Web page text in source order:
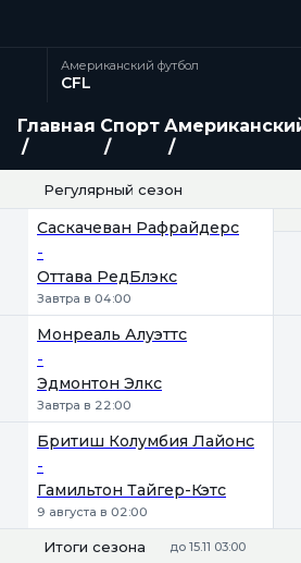
Американский футбол
CFL
Главная Спорт
Регулярный сезон
Саскачеван Рафрайдерс
-
Оттава РедБлэкс
Завтра в 04:00
Монреаль Алуэттс
-
Эдмонтон Элкс
Завтра в 22:00
Бритиш Колумбия Лайонс
-
Гамильтон Тайгер-Кэтс
9 августа в 02:00
Итоги сезона до 15.11 03:00